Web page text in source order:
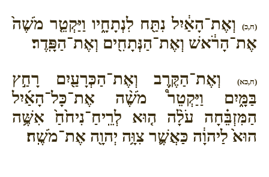
(ח,כ)
וְאֶת־הָאַ֔יִל נִתַּ֖ח לִנְתָחָ֑יו וַיַּקְטֵ֤ר מֹשֶׁה֙
אֶת־הָרֹ֔אשׁ וְאֶת־הַנְּתָחִ֖ים וְאֶת־הַפָּֽדֶר׃
(ח,כא)
וְאֶת־הַקֶּ֥רֶב וְאֶת־הַכְּרָעַ֖יִם רָחַ֣ץ
בַּמָּ֑יִם וַיַּקְטֵר֩ מֹשֶׁ֨ה אֶת־כָּל־הָאַ֜יִל
הַמִּזְבֵּ֗חָה עֹלָ֨ה ה֤וּא לְרֵֽיחַ־נִיחֹ֙חַ֙ אִשֶּׁ֥ה
הוּא֙ לַיהוָ֔ה כַּאֲשֶׁ֛ר צִוָּ֥ה יְהוָ֖ה אֶת־מֹשֶֽׁה׃